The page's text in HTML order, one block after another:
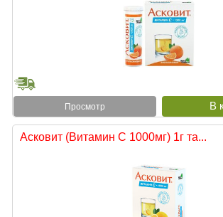
Просмотр
Асковит (Витамин С 1000мг) 1г та...